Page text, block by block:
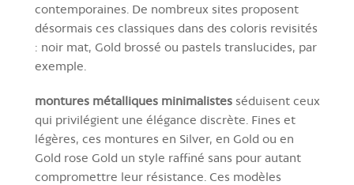
contemporaines. De nombreux sites proposent
désormais ces classiques dans des coloris revisités
: noir mat, Gold brossé ou pastels translucides, par
exemple.
montures métalliques minimalistes séduisent ceux
qui privilégient une élégance discrète. Fines et
légères, ces montures en Silver, en Gold ou en
Gold rose Gold un style raffiné sans pour autant
compromettre leur résistance. Ces modèles